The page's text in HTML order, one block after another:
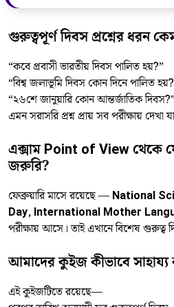
গুরুত্বপূর্ণ দিবস প্রশ্নের ধরন
“কবে প্রবাসী ভারতীয় দিবস পালিত হয়?”
“বিশ্ব জলাভূমি দিবস কোন দিনে পালিত
“২৬শে জানুয়ারি কোন আন্তর্জাতিক
এমন সরাসরি প্রশ্ন প্রায় সব পরীক্ষায় দেখা
এক্সাম Point of View থেকে
জরুরি?
ফেব্রুয়ারি মাসে রয়েছে — National
Day, International Mother
পরীক্ষায় আসে। তাই এখানে বিশেষ গুরুত্ব
আমাদের কুইজ কীভাবে
এই কুইজটিতে রয়েছে—